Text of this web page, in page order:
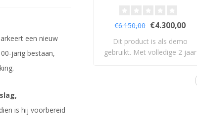
een nieuw
jarig bestaan,
is hij voorbereid
€6.150,00 €4.300,00
Dit product is als demo
gebruikt. Met volledige 2 jaar